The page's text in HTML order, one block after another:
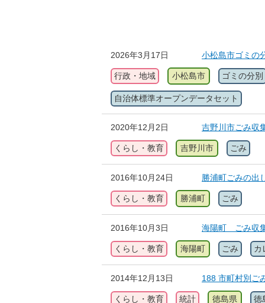
2026年3月17日 小松島市ゴミの
行政・地域 小松島市 ゴミの分別
自治体標準オープンデータセット
2020年12月2日 吉野川市ごみ収
くらし・教育 吉野川市 ごみ
2016年10月24日 勝浦町ごみの出
くらし・教育 勝浦町 ごみ
2016年10月3日 海陽町 ごみ収
くらし・教育 海陽町 ごみ カ
2014年12月13日 188 市町村別ご
くらし・教育 統計 徳島県 徳